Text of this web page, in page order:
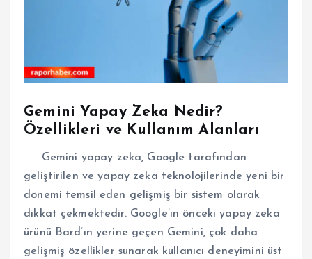
Gemini Yapay Zeka Nedir?
Özellikleri ve Kullanım Alanları
Gemini yapay zeka, Google tarafından
geliştirilen ve yapay zeka teknolojilerinde yeni bir
dönemi temsil eden gelişmiş bir sistem olarak
dikkat çekmektedir. Google’ın önceki yapay zeka
ürünü Bard’ın yerine geçen Gemini, çok daha
gelişmiş özellikler sunarak kullanıcı deneyimini üst